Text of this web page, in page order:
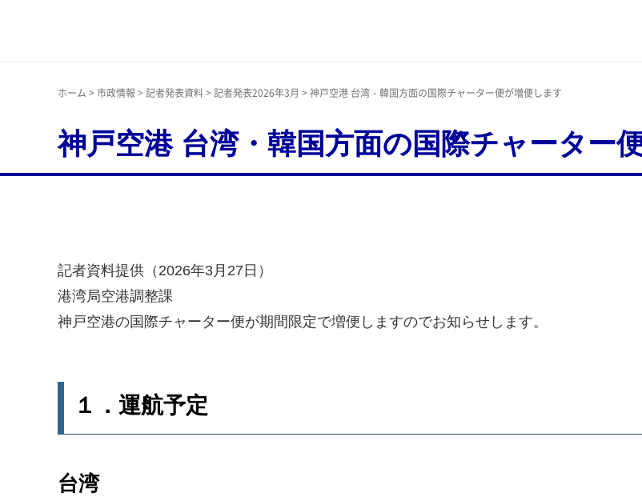
ホーム > 市政情報 > 記者発表資料> 記者発表2026年3月 > 神戸空港 台湾・韓国方面の国際チャーター便が増便します
神戸空港 台湾・韓国方面の国際チャーター
記者資料提供（2026年3月27日）
港湾局空港調整課
神戸空港の国際チャーター便が期間限定で増便しますのでお知らせします。
１．運航予定
​​​​​​台湾